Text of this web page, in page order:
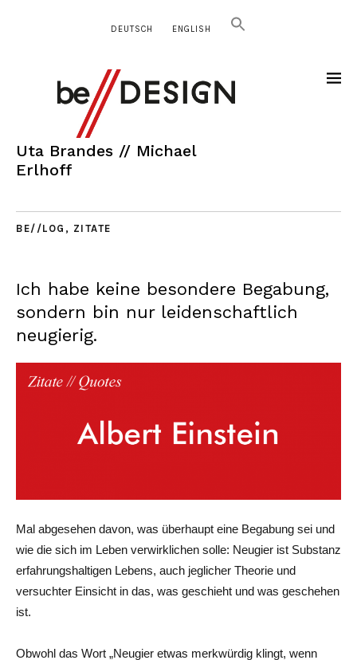
DEUTSCH ENGLISH
Uta Brandes // Michael
Erlhoff
BE//LOG , ZITATE
Ich habe keine besondere Begabung,
sondern bin nur leidenschaftlich
neugierig.
Mal abgesehen davon, was überhaupt eine Begabung sei und
wie die sich im Leben verwirklichen solle: Neugier ist Substanz
erfahrungshaltigen Lebens, auch jeglicher Theorie und
versuchter Einsicht in das, was geschieht und was geschehen
ist.
Obwohl das Wort „Neugier etwas merkwürdig klingt, wenn